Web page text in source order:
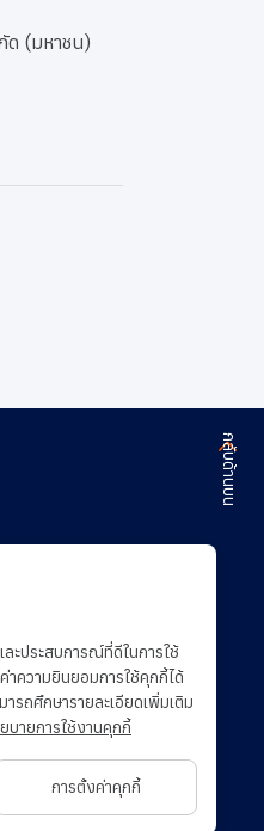
ด (มหาชน)
ยั่งยืน
กลับด้านบน
ะประสบการณ์ที่ดีในการใช้
าความยินยอมการใช้คุกกี้ได้
รถศึกษารายละเอียดเพิ่มเติม
บายการใช้งานคุกกี้
การตั้งค่าคุกกี้